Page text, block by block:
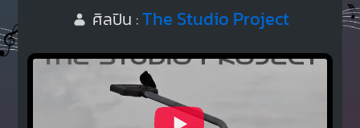
ศิลปิน :The Studio Project